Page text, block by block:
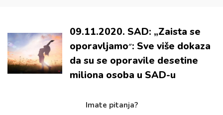
09.11.2020. SAD: „Zaista se
oporavljamo״: Sve više dokaza
da su se oporavile desetine
miliona osoba u SAD-u
Imate pitanja?